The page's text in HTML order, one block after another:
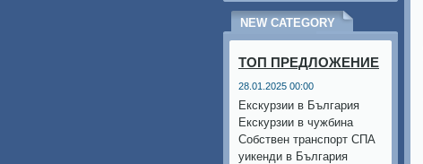
NEW CATEGORY
ТОП ПРЕДЛОЖЕНИЕ
28.01.2025 00:00
Екскурзии в България
Екскурзии в чужбина
Собствен транспорт СПА
уикенди в България